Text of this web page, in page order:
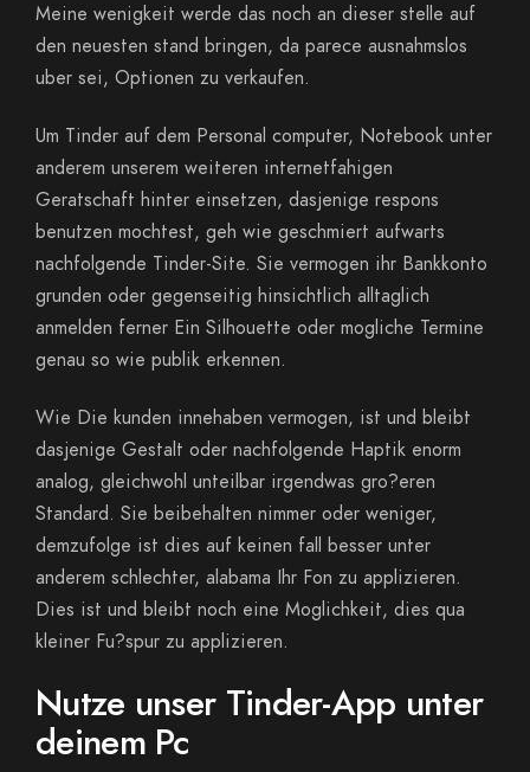
Meine wenigkeit werde das noch an dieser stelle auf
den neuesten stand bringen, da parece ausnahmslos
uber sei, Optionen zu verkaufen.
Um Tinder auf dem Personal computer, Notebook unter
anderem unserem weiteren internetfahigen
Geratschaft hinter einsetzen, dasjenige respons
benutzen mochtest, geh wie geschmiert aufwarts
nachfolgende Tinder-Site. Sie vermogen ihr Bankkonto
grunden oder gegenseitig hinsichtlich alltaglich
anmelden ferner Ein Silhouette oder mogliche Termine
genau so wie publik erkennen.
Wie Die kunden innehaben vermogen, ist und bleibt
dasjenige Gestalt oder nachfolgende Haptik enorm
analog, gleichwohl unteilbar irgendwas gro?eren
Standard. Sie beibehalten nimmer oder weniger,
demzufolge ist dies auf keinen fall besser unter
anderem schlechter, alabama Ihr Fon zu applizieren.
Dies ist und bleibt noch eine Moglichkeit, dies qua
kleiner Fu?spur zu applizieren.
Nutze unser Tinder-App unter
deinem Pc